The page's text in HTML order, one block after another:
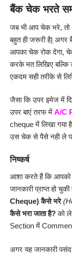
बैंक चेक भरते
जब भी आप चेक भरे, तो
बहुत ही जरूरी है| अगर
आपका चेक रोक देगा,
करके मत लिखिए
एकदम सही तरीके से
जैसा कि उपर इमेज में
उपर बाएं तरफ में A/C
cheque में लिखा गया
उस चेक से पैसे नही ले
निष्कर्ष
आशा करते हैं कि आपको
जानकारी प्राप्त हो
Cheque) कैसे भरे
कैसे भरा जाता है?को
Section में
अगर यह जानकारी